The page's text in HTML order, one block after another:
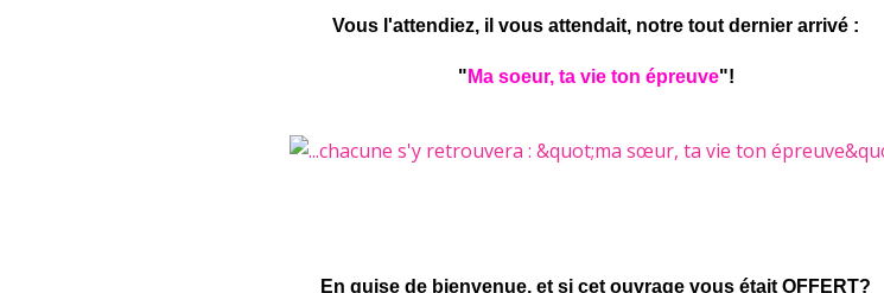
Vous l'attendiez, il vous attendait, notre tout dernier arrivé :
" Ma soeur, ta vie ton épreuve"!
En guise de bienvenue, et si cet ouvrage vous était OFFERT?